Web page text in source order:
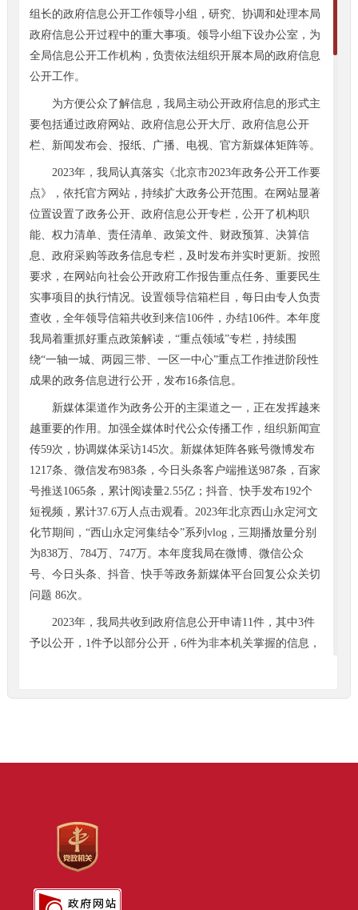
组长的政府信息公开工作领导小组，研究、协调和处理本局
政府信息公开过程中的重大事项。领导小组下设办公室，为
全局信息公开工作机构，负责依法组织开展本局的政府信息
公开工作。
为方便公众了解信息，我局主动公开政府信息的形式主
要包括通过政府网站、政府信息公开大厅、政府信息公开
栏、新闻发布会、报纸、广播、电视、官方新媒体矩阵等。
2023年，我局认真落实《北京市2023年政务公开工作要
点》，依托官方网站，持续扩大政务公开范围。在网站显著
位置设置了政务公开、政府信息公开专栏，公开了机构职
能、权力清单、责任清单、政策文件、财政预算、决算信
息、政府采购等政务信息专栏，及时发布并实时更新。按照
要求，在网站向社会公开政府工作报告重点任务、重要民生
实事项目的执行情况。设置领导信箱栏目，每日由专人负责
查收，全年领导信箱共收到来信106件，办结106件。本年度
我局着重抓好重点政策解读，“重点领域”专栏，持续围
绕“一轴一城、两园三带、一区一中心”重点工作推进阶段性
成果的政务信息进行公开，发布16条信息。
新媒体渠道作为政务公开的主渠道之一，正在发挥越来
越重要的作用。加强全媒体时代公众传播工作，组织新闻宣
传59次，协调媒体采访145次。新媒体矩阵各账号微博发布
1217条、微信发布983条，今日头条客户端推送987条，百家
号推送1065条，累计阅读量2.55亿；抖音、快手发布192个
短视频，累计37.6万人点击观看。2023年北京西山永定河文
化节期间，“西山永定河集结令”系列vlog，三期播放量分别
为838万、784万、747万。本年度我局在微博、微信公众
号、今日头条、抖音、快手等政务新媒体平台回复公众关切
问题 86次。
2023年，我局共收到政府信息公开申请11件，其中3件
予以公开，1件予以部分公开，6件为非本机关掌握的信息，
信息内容
规章